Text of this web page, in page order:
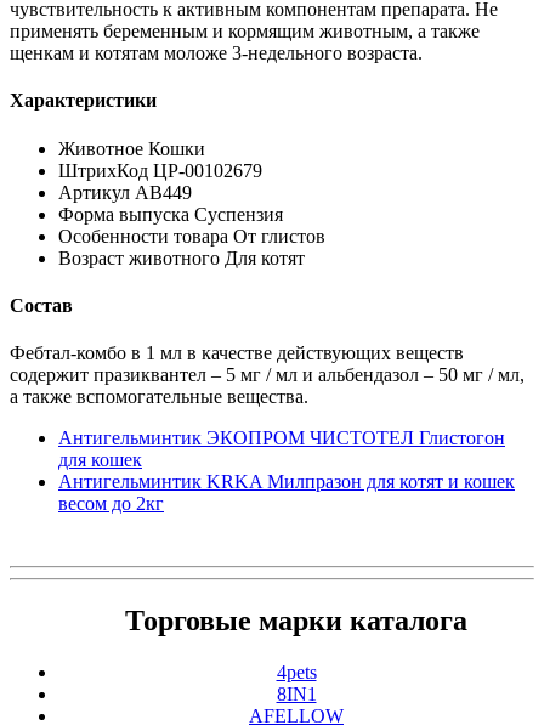
чувствительность к активным компонентам препарата. Не
применять беременным и кормящим животным, а также
щенкам и котятам моложе 3-недельного возраста.
Характеристики
Животное Кошки
ШтрихКод ЦР-00102679
Артикул АВ449
Форма выпуска Суспензия
Особенности товара От глистов
Возраст животного Для котят
Состав
Фебтал-комбо в 1 мл в качестве действующих веществ
содержит празиквантел – 5 мг / мл и альбендазол – 50 мг / мл,
а также вспомогательные вещества.
Антигельминтик ЭКОПРОМ ЧИСТОТЕЛ Глистогон
для кошек
Антигельминтик KRKA Милпразон для котят и кошек
весом до 2кг
Торговые марки каталога
4pets
8IN1
AFELLOW